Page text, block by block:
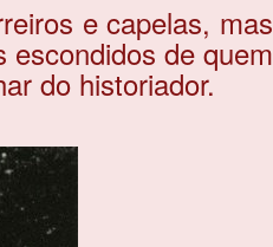
e capelas, mas
de quem
do historiador.